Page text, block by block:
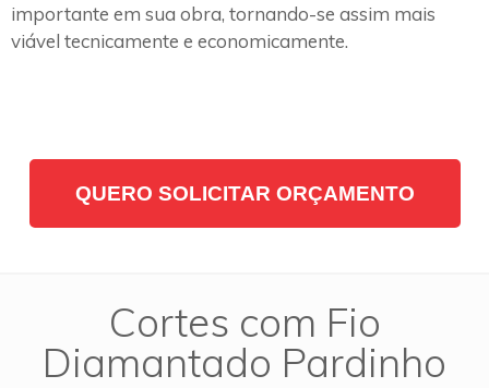
importante em sua obra, tornando-se assim mais
viável tecnicamente e economicamente.
QUERO SOLICITAR ORÇAMENTO
Cortes com Fio
Diamantado Pardinho